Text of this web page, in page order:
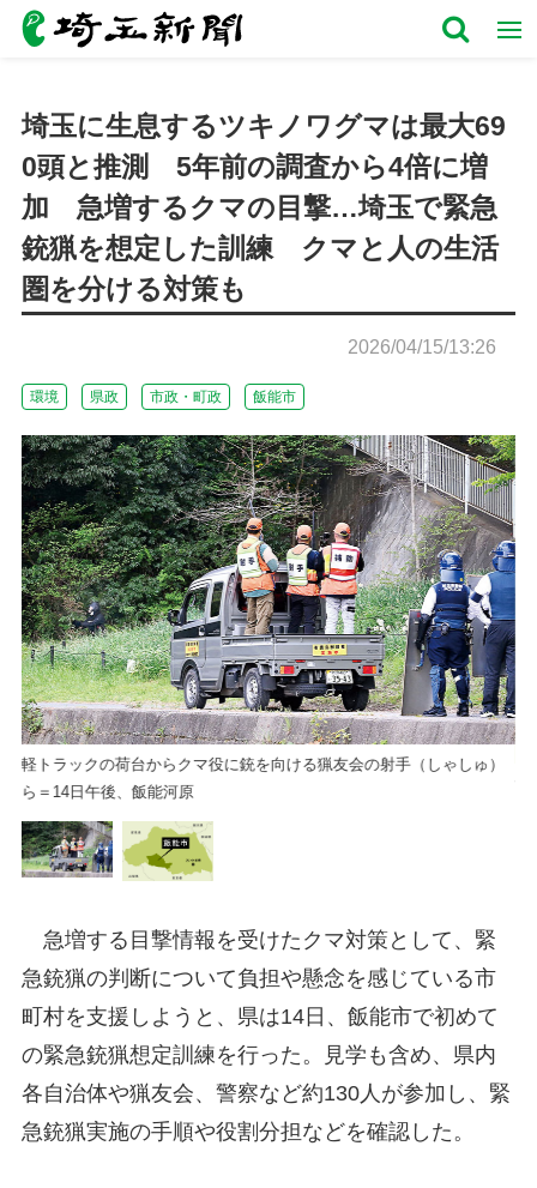
埼玉に生息するツキノワグマは最大69
0頭と推測 5年前の調査から4倍に増
加 急増するクマの目撃…埼玉で緊急
銃猟を想定した訓練 クマと人の生活
圏を分ける対策も
2026/04/15/13:26
環境 県政 市政・町政 飯能市
軽トラックの荷台からクマ役に銃を向ける猟友会の射手（しゃしゅ）
ら＝14日午後、飯能河原
急増する目撃情報を受けたクマ対策として、緊
急銃猟の判断について負担や懸念を感じている市
町村を支援しようと、県は14日、飯能市で初めて
の緊急銃猟想定訓練を行った。見学も含め、県内
各自治体や猟友会、警察など約130人が参加し、緊
急銃猟実施の手順や役割分担などを確認した。